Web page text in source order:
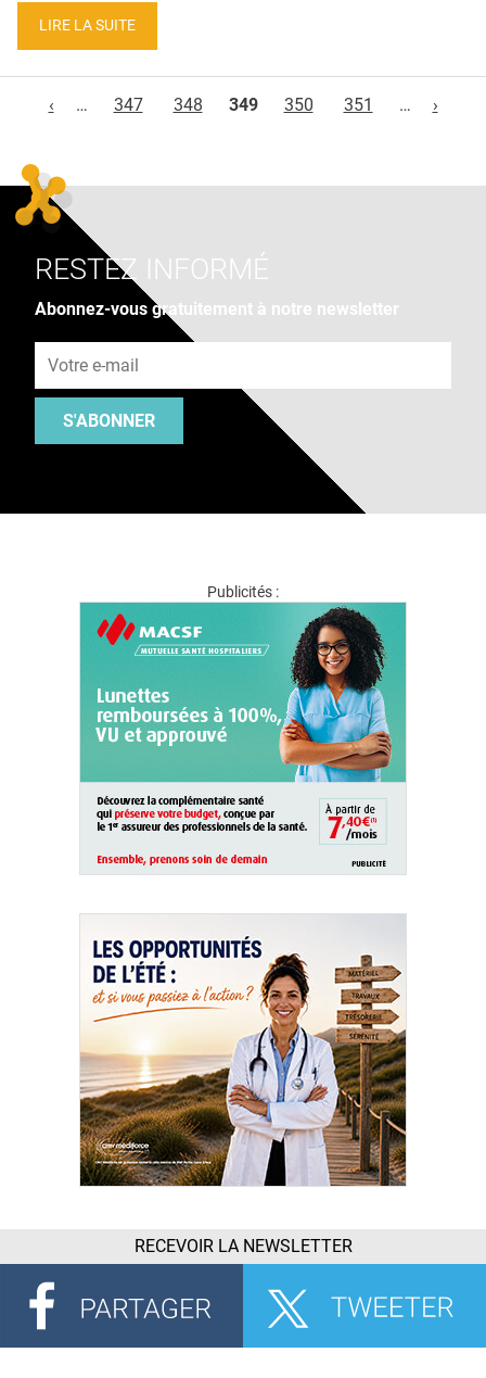
LIRE LA SUITE
‹
… 347 348 349 350 351 … ›
RESTEZ INFORMÉ
Abonnez-vous gratuitement à notre newsletter
S'ABONNER
Publicités :
RECEVOIR LA NEWSLETTER